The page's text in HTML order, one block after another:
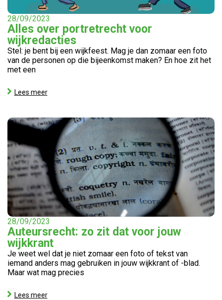
28/09/2023
Alles over portretrecht voor
wijkredacties
Stel: je bent bij een wijkfeest. Mag je dan zomaar een foto
van de personen op die bijeenkomst maken? En hoe zit het
met een
Lees meer
28/09/2023
Auteursrecht: zo zit dat voor jouw
wijkkrant
Je weet wel dat je niet zomaar een foto of tekst van
iemand anders mag gebruiken in jouw wijkkrant of -blad.
Maar wat mag precies
Lees meer